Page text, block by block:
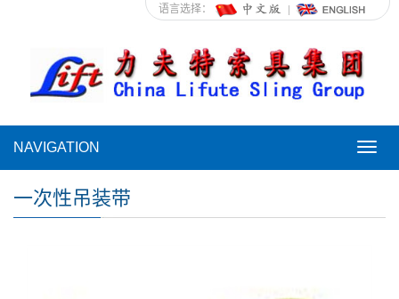
语言选择：
NAVIGATION
一次性吊装带